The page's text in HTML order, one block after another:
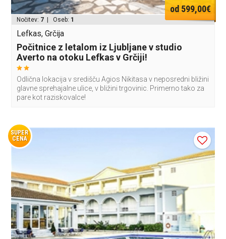
od 599,00€
Nočitev: 7 | Oseb: 1
Lefkas, Grčija
Počitnice z letalom iz Ljubljane v studio
Averto na otoku Lefkas v Grčiji!
Odlična lokacija v središču Agios Nikitasa v neposredni bližini
glavne sprehajalne ulice, v bližini trgovinic. Primerno tako za
pare kot raziskovalce!
SUPER
CENA